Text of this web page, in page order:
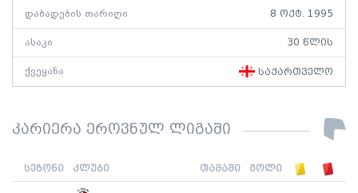
დაბადების თარიღი 8 ოქტ. 1995
ასაკი 30 წლის
ქვეყანა საქართველო
კარიერა ეროვნულ ლიგაში
სეზონი კლუბი თამაში გოლი